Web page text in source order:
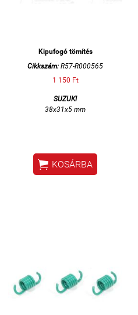
Kipufogó tömítés
Cikkszám: R57-R000565
1 150 Ft
SUZUKI
38x31x5 mm
 KOSÁRBA